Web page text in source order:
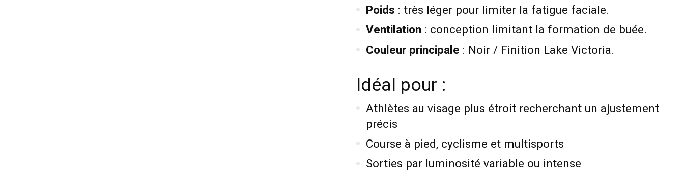
Poids : très léger pour limiter la fatigue faciale.
Ventilation: conception limitant la formation de buée.
Couleur principale : Noir / Finition Lake Victoria.
Idéal pour :
Athlètes au visage plus étroit recherchant un ajustement
précis
Course à pied, cyclisme et multisports
Sorties par luminosité variable ou intense